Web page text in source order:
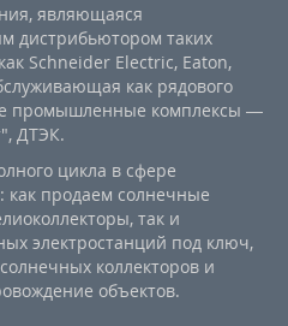
являющаяся
дистрибьютором таких
Schneider Electric, Eaton,
как рядового
промышленные комплексы —
ДТЭК.
цикла в сфере
как продаем солнечные
так и
электростанций под ключ,
коллекторов и
объектов.